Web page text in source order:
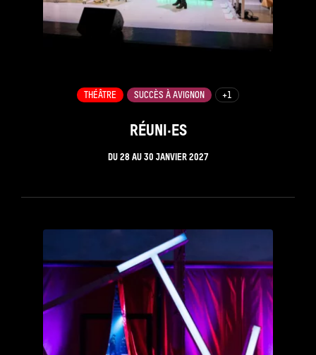
RÉUNI·ES
DU 28AU 30 JANVIER 2027
THÉÂTRE SUCCÈS À AVIGNON +1